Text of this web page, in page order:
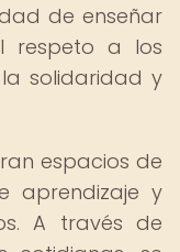
de enseñar
respeto a los
solidaridad y
espacios de
aprendizaje y
A través de